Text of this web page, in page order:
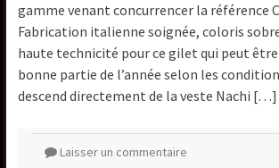
gamme venant concurrencer la référence
Fabrication italienne soignée, coloris
haute technicité pour ce gilet qui peut
bonne partie de l’année selon les
descend directement de la veste Nachi […]
Laisser un commentaire